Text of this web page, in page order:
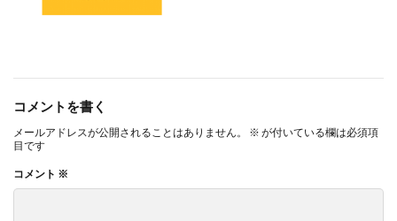
コメントを書く
メールアドレスが公開されることはありません。 ※ が付いている欄は必須項
目です
コメント ※